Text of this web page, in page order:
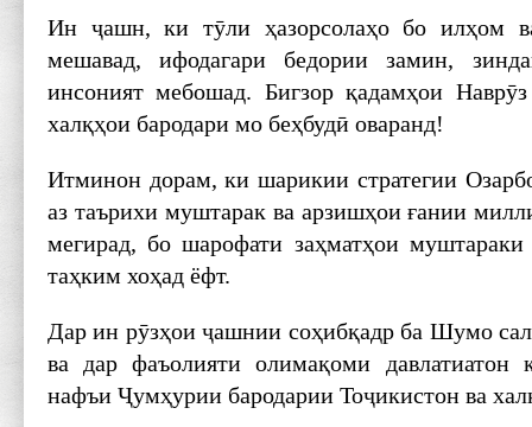
Ин ҷашн, ки тӯли ҳазорсолаҳо бо илҳом
мешавад, ифодагари бедории замин,
инсоният мебошад. Бигзор қадамҳои
халқҳои бародари мо беҳбудӣ оваранд!
Итминон дорам, ки шарикии стратегии
аз таърихи муштарак ва арзишҳои ғании
мегирад, бо шарофати заҳматҳои
таҳким хоҳад ёфт.
Дар ин рӯзҳои ҷашнии соҳибқадр ба Шумо
ва дар фаъолияти олимақоми давлатиатон
нафъи Ҷумҳурии бародарии Тоҷикистон ва